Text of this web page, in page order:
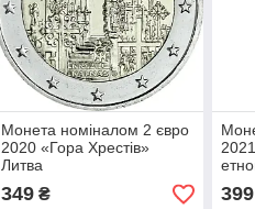
Монета номіналом 2 євро
2020 «Гора Хрестів»
Литва
349₴ 399